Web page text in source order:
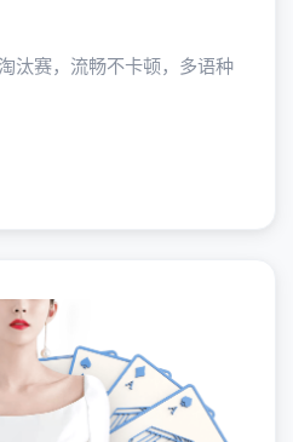
汰赛，流畅不卡顿，多语种